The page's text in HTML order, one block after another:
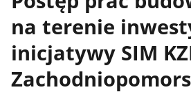
na terenie
inicjatywy SIM